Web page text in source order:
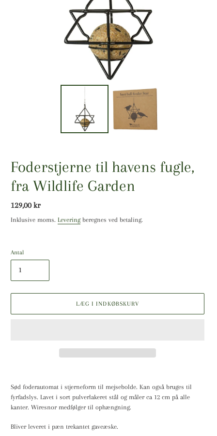
Foderstjerne til havens fugle,
fra Wildlife Garden
Normalpris
129,00 kr
Inklusive moms. Leveringberegnes ved betaling.
Antal
LÆG I INDKØBSKURV
din
Sød foderautomat i stjerneform til mejsebolde. Kan også bruges til
fyrfadslys. Lavet i sort pulverlakeret stål og måler ca 12 cm på alle
kanter. Wiresnor medfølger til ophængning.
Bliver leveret i pæn trekantet gaveæske.